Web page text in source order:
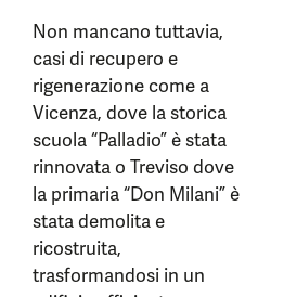
Non mancano tuttavia,
casi di recupero e
rigenerazione come a
Vicenza, dove la storica
scuola “Palladio” è stata
rinnovata o Treviso dove
la primaria “Don Milani” è
stata demolita e
ricostruita,
trasformandosi in un